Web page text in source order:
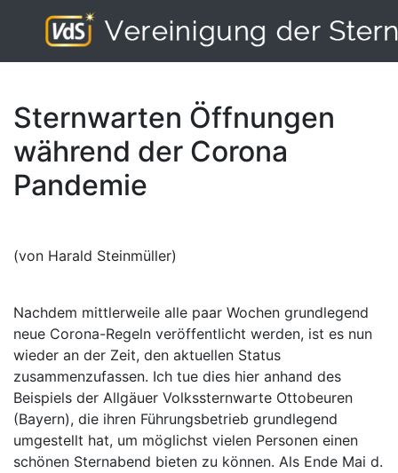
Sternwarten Öffnungen
während der Corona
Pandemie
(von Harald Steinmüller)
Nachdem mittlerweile alle paar Wochen grundlegend
neue Corona-Regeln veröffentlicht werden, ist es nun
wieder an der Zeit, den aktuellen Status
zusammenzufassen. Ich tue dies hier anhand des
Beispiels der Allgäuer Volkssternwarte Ottobeuren
(Bayern), die ihren Führungsbetrieb grundlegend
umgestellt hat, um möglichst vielen Personen einen
schönen Sternabend bieten zu können. Als Ende Mai d.